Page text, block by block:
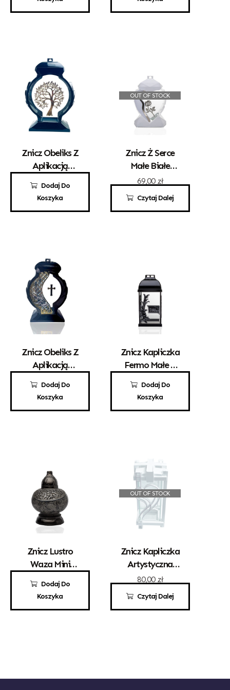
Dodaj Do
Koszyka
Znicz Obeliks Z
Aplikacją
100,00zł
OUT OF STOCK
Czytaj Dalej
Znicz Ż Serce
Małe Białe
Złota Róża
69,00 zł
Dodaj Do
Koszyka
Znicz Obeliks Z
Aplikacją
100,00zł
Dodaj Do
Koszyka
Znicz Kapliczka
Fermo Małe Z
55,00 zł
Dodaj Do
Koszyka
Znicz Lustro
Waza Mini
121,00zł
OUT OF STOCK
Czytaj Dalej
Znicz Kapliczka
Artystyczna
Kwadrat Z
80,00 zł